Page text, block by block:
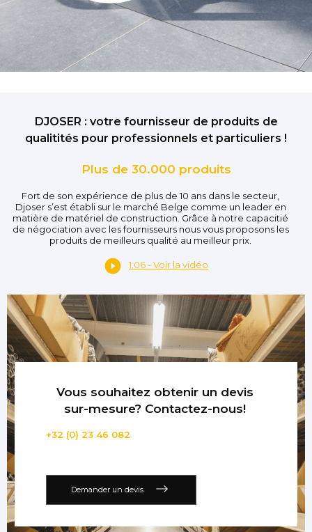
DJOSER : votre fournisseur de produits de
qualitités pour professionnels et particuliers !
Plus de 30.000 produits
Fort de son expérience de plus de 10 ans dans le secteur,
Djoser s’est établi sur le marché Belge comme un leader en
matière de matériel de construction. Grâce à notre capacitié
de négociation avec les fournisseurs nous vous proposons les
produits de meilleurs qualité au meilleur prix.
1:06 - Voir la vidéo
Vous souhaitez obtenir un devis
sur-mesure? Contactez-nous!
+32 (0) 23 46 082
Demander un devis